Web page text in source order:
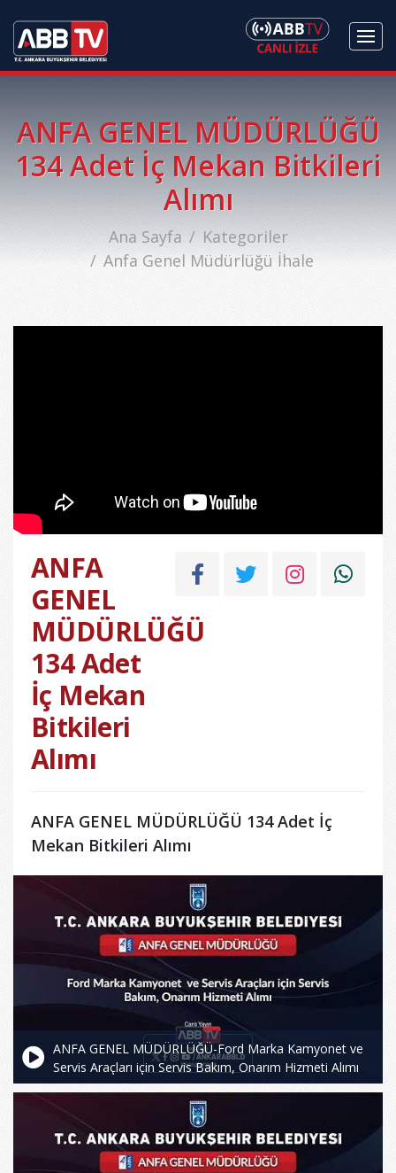
ANFA GENEL MÜDÜRLÜĞÜ
134 Adet İç Mekan Bitkileri
Alımı
Ana Sayfa
Kategoriler
Anfa Genel Müdürlüğü İhale
ANFA
GENEL
MÜDÜRLÜĞÜ
134 Adet
İç Mekan
Bitkileri
Alımı
ANFA GENEL MÜDÜRLÜĞÜ 134 Adet İç
Mekan Bitkileri Alımı
ANFA GENEL MÜDÜRLÜĞÜ-Ford Marka Kamyonet ve
Servis Araçları için Servis Bakım, Onarım Hizmeti Alımı